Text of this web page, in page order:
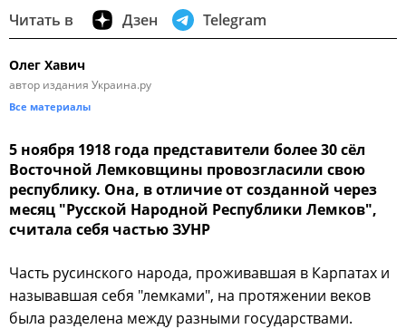
Читать в Дзен Telegram
Олег Хавич
автор издания Украина.ру
Все материалы
5 ноября 1918 года представители более 30 сёл
Восточной Лемковщины провозгласили свою
республику. Она, в отличие от созданной через
месяц "Русской Народной Республики Лемков",
считала себя частью ЗУНР
Часть русинского народа, проживавшая в Карпатах и
называвшая себя "лемками", на протяжении веков
была разделена между разными государствами.